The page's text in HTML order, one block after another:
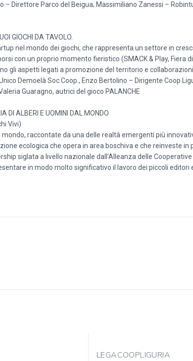
– Direttore Parco del Beigua; Massimiliano Zanessi –
GIOCHI DA TAVOLO.
nel mondo dei giochi, che rappresenta un settore in
con un proprio momento fieristico (SMACK & Play, Fiera
gli aspetti legati a promozione del territorio e
Demoelà Soc.Coop., Enzo Bertolino – Dirigente Coop
Guaragno, autrici del gioco PALANCHE
ALBERI E UOMINI DAL MONDO
Vivi)
raccontate da una delle realtà emergenti più
ecologica che opera in area boschiva e che reinveste in
siglata a livello nazionale dall’Alleanza delle
in modo molto significativo il lavoro dei piccoli editori
LEGACOOPLIGURIA